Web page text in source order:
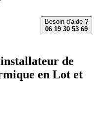
Besoin d'aide ?
06 19 30 53 69
de
en Lot et